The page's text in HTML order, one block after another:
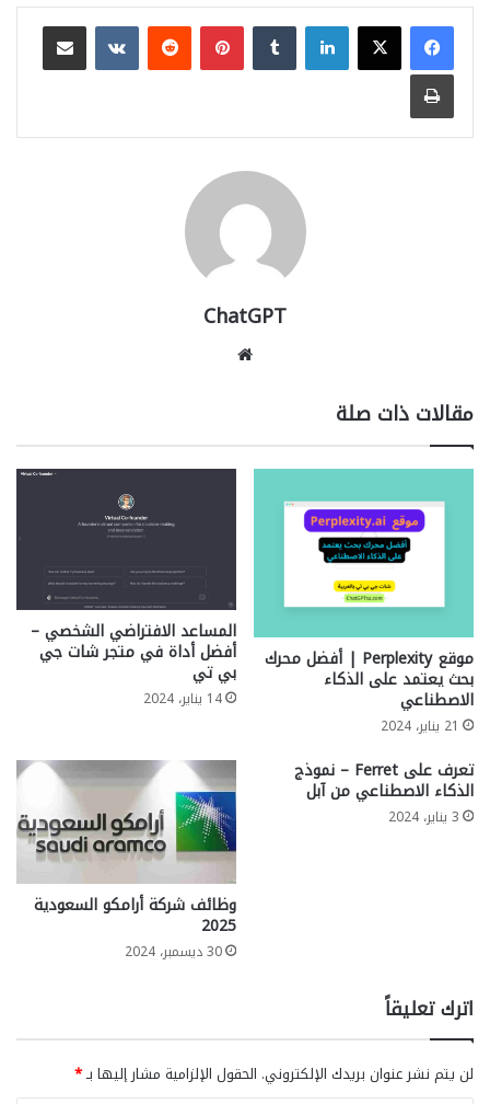
لينكدإن بينتيريست
ChatGPT
مقالات ذات صلة
‏موقع ‏Perplexity | أفضل محرك
بحث يعتمد على الذكاء
الاصطناعي
21 يناير، 2024
المساعد الافتراضي الشخصي –
أفضل أداة في متجر شات جي
بي تي
14 يناير، 2024
تعرف على Ferret – نموذج
الذكاء الاصطناعي من آبل
3 يناير، 2024
وظائف شركة أرامكو السعودية
2025
30 ديسمبر، 2024
اترك تعليقاً
لن يتم نشر عنوان بريدك الإلكتروني. الحقول الإلزامية مشار إليها بـ*